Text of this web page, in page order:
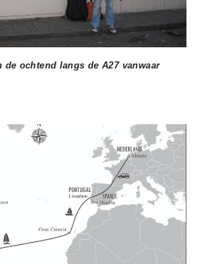
ochtend langs de A27 vanwaar